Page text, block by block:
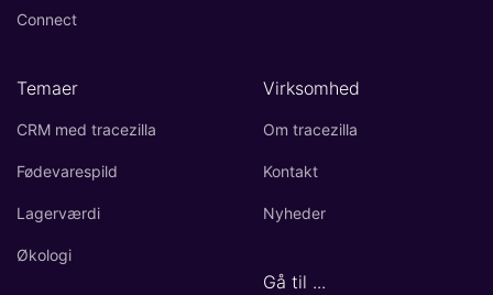
Connect
Temaer
CRM med tracezilla
Fødevarespild
Lagerværdi
Økologi
Virksomhed
Om tracezilla
Kontakt
Nyheder
Gå til ...